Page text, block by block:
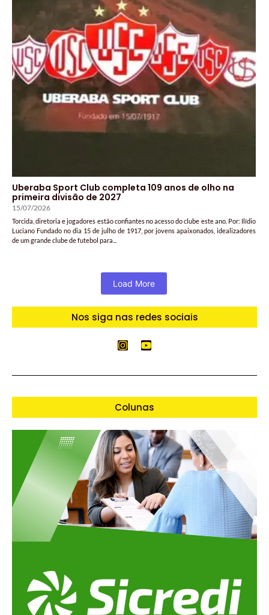
Uberaba Sport Club completa 109 anos de olho na
primeira divisão de 2027
15/07/2026
Torcida, diretoria e jogadores estão confiantes no acesso do clube este ano. Por: Ilídio
Luciano Fundado no dia 15 de julho de 1917, por jovens apaixonados, idealizadores
de um grande clube de futebol para...
Load More
Nos siga nas redes sociais
Colunas